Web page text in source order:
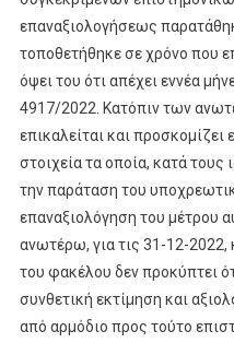
επαναξιολογήσεως
τοποθετήθηκε σε χρόνο που
όψει του ότι απέχει εννέα
4917/2022. Κατόπιν των
επικαλείται και
στοιχεία τα οποία, κατά τους
την παράταση του
επαναξιολόγηση του μέτρου
ανωτέρω, για τις 31-12-2022,
του φακέλου δεν προκύπτει
συνθετική εκτίμηση και
από αρμόδιο προς τούτο